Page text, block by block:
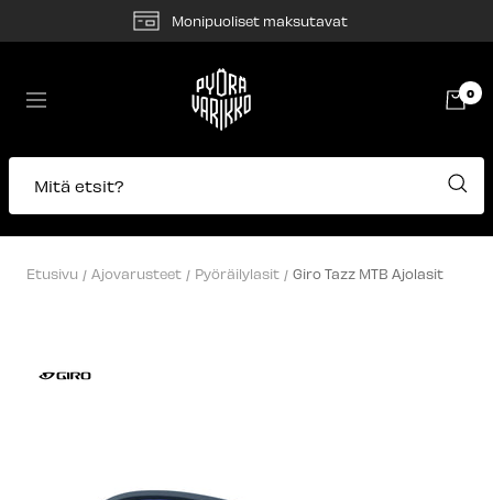
Monipuoliset maksutavat
Navigaatio
Pyörävarikko
0
Mitä etsit?
Etusivu Ajovarusteet Pyöräilylasit Giro Tazz MTB Ajolasit